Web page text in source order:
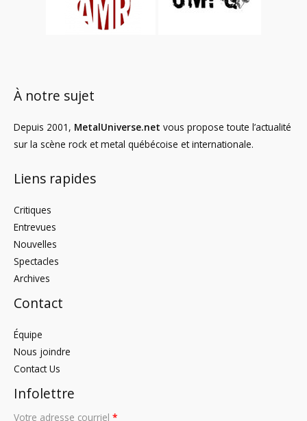
À notre sujet
Depuis 2001, MetalUniverse.net vous propose toute l’actualité
sur la scène rock et metal québécoise et internationale.
Liens rapides
Critiques
Entrevues
Nouvelles
Spectacles
Archives
Contact
Équipe
Nous joindre
Contact Us
Infolettre
Votre adresse courriel *